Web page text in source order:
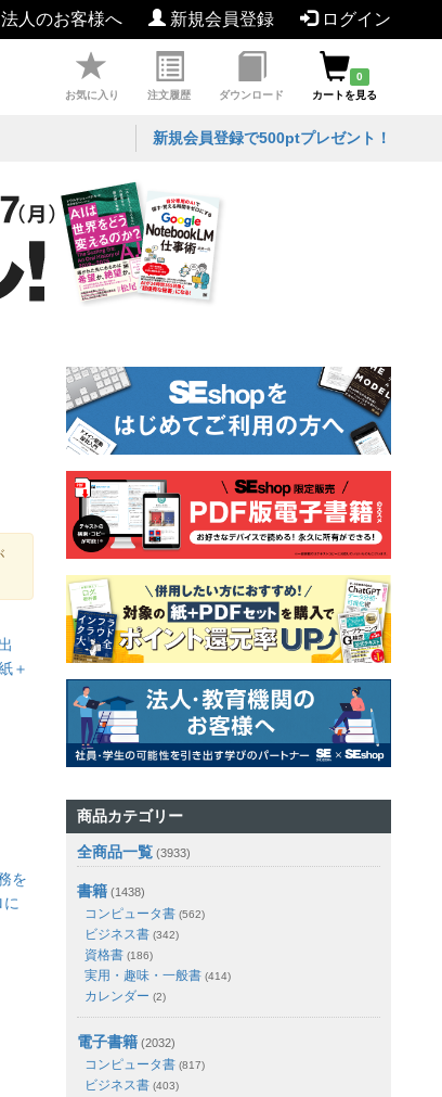
法人のお客様へ 新規会員登録 ログイン
お気に入り 注文履歴 ダウンロード
0
カートを見る
新規会員登録で500ptプレゼント！
＋
を
商品カテゴリー
全商品一覧 (3933)
書籍 (1438)
コンピュータ書 (562)
ビジネス書 (342)
資格書 (186)
実用・趣味・一般書 (414)
カレンダー (2)
電子書籍 (2032)
コンピュータ書 (817)
ビジネス書 (403)